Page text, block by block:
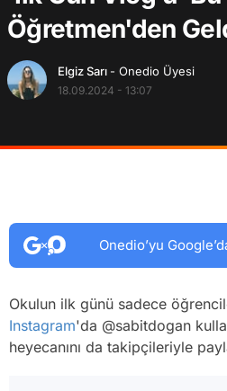
Öğretmen'den
Elgiz Sarı - Onedio Üyesi
18.09.2024 - 13:07
Onedio’yu
Okulun ilk günü sadece
Instagram'da @sabitdogan
heyecanını da takipçileriyle